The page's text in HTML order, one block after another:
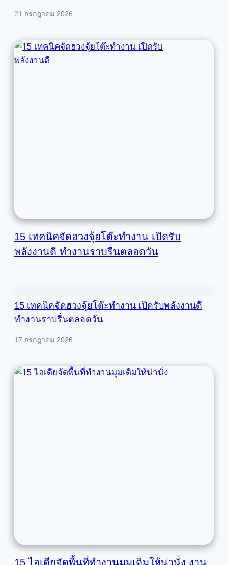
21 กรกฎาคม 2026
15 เทคนิคจัดฮวงจุ้ยโต๊ะทำงาน เปิดรับ
พลังงานดี ทำงานราบรื่นตลอดวัน
15 เทคนิคจัดฮวงจุ้ยโต๊ะทำงาน เปิดรับพลังงานดี
ทำงานราบรื่นตลอดวัน
17 กรกฎาคม 2026
15 ไอเดียจัดพื้นที่ทำงานมุมเดิมให้น่านั่ง งาน